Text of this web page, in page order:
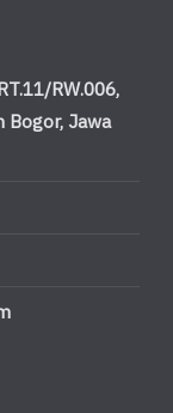
RW.006,
Bogor, Jawa